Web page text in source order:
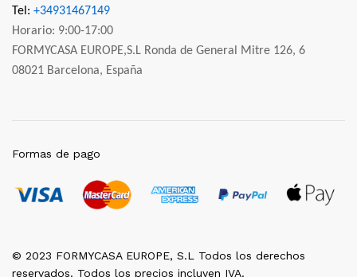
Tel: +34931467149
Horario: 9:00-17:00
FORMYCASA EUROPE,S.L Ronda de General Mitre 126, 6
08021 Barcelona, España
© 2023 FORMYCASA EUROPE, S.L Todos los derechos
reservados. Todos los precios incluyen IVA.
Formas de pago